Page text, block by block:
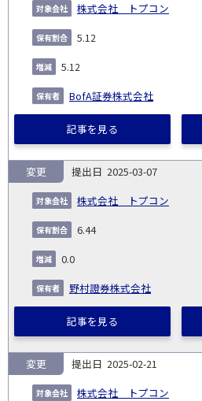
株式会社 トプコン
5.12
5.12
BofA証券株式会社
記事を見る
2025-03-07
株式会社 トプコン
変更
6.44
0.0
野村證券株式会社
記事を見る
2025-02-21
株式会社 トプコン
変更